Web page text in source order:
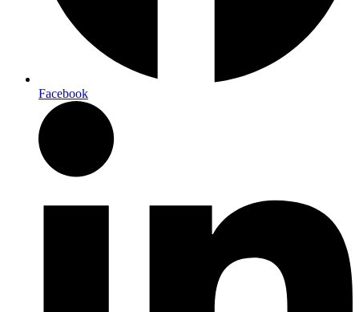
Facebook